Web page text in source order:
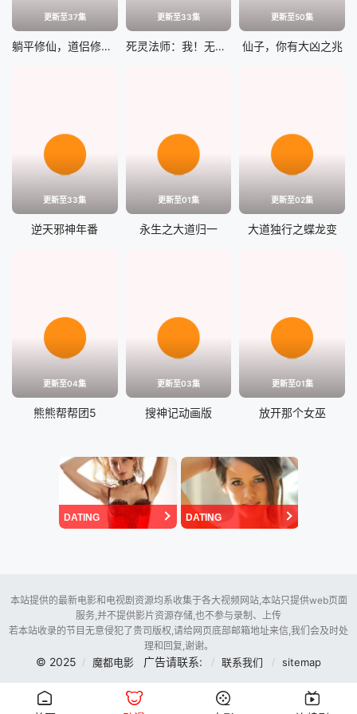
更新至37集
躺平修仙，道侣修炼我变强
更新至33集
死灵法师：我！无限军团横推万物
更新至50集
仙子，你有大凶之兆
更新至33集
逆天邪神年番
更新至01集
永生之大道归一
更新至02集
大道独行之蝶龙变
更新至04集
熊熊帮帮团5
更新至03集
搜神记动画版
更新至01集
放开那个女巫
DATING DATING
本站提供的最新电影和电视剧资源均系收集于各大视频网站,本站只提供web页面
服务,并不提供影片资源存储,也不参与录制、上传
若本站收录的节目无意侵犯了贵司版权,请给网页底部邮箱地址来信,我们会及时处
理和回复,谢谢。
© 2025 魔都电影 广告请联系: 联系我们 sitemap